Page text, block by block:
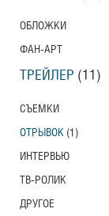
ОБЛОЖКИ
ФАН-АРТ
ТРЕЙЛЕР (11)
СЪЕМКИ
ОТРЫВОК (1)
ИНТЕРВЬЮ
ТВ-РОЛИК
ДРУГОЕ